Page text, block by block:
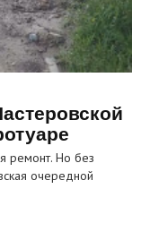
ремонт. Но без
очередной